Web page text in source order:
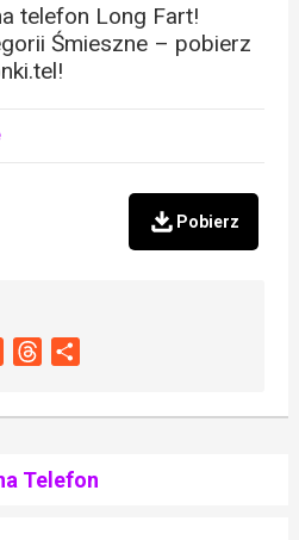
telefon Long Fart!
Śmieszne – pobierz
Pobierz
Threads
Telefon